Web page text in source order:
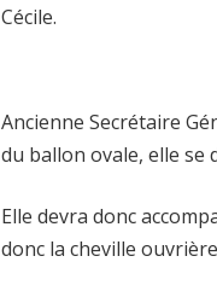
Cécile.
Ancienne Secrétaire
du ballon ovale, elle se
Elle devra donc
donc la cheville